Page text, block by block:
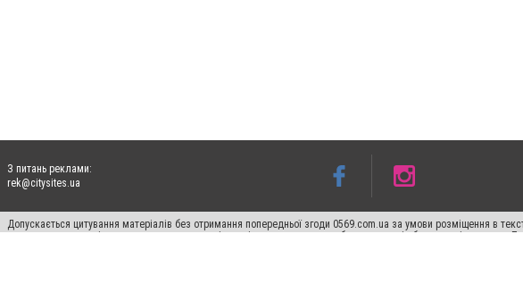
З питань реклами:
rek@citysites.ua
Допускається цитування матеріалів без отримання попередньої згоди 0569.com.ua за умови розміщення в
пошукових систем гіперпосилання на цитовані статті не нижче другого абзацу в тексті або в якості джерела.